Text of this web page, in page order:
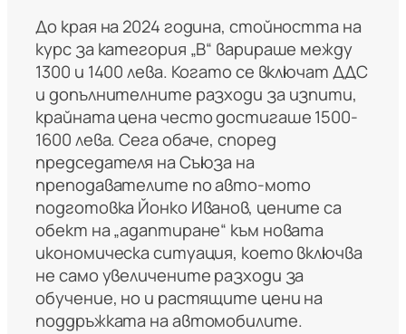
До края на 2024 година, стойността на
курс за категория „B“ варираше между
1300 и 1400 лева. Когато се включат ДДС
и допълнителните разходи за изпити,
крайната цена често достигаше 1500-
1600 лева. Сега обаче, според
председателя на Съюза на
преподавателите по авто-мото
подготовка Йонко Иванов, цените са
обект на „адаптиране“ към новата
икономическа ситуация, което включва
не само увеличените разходи за
обучение, но и растящите цени на
поддръжката на автомобилите.